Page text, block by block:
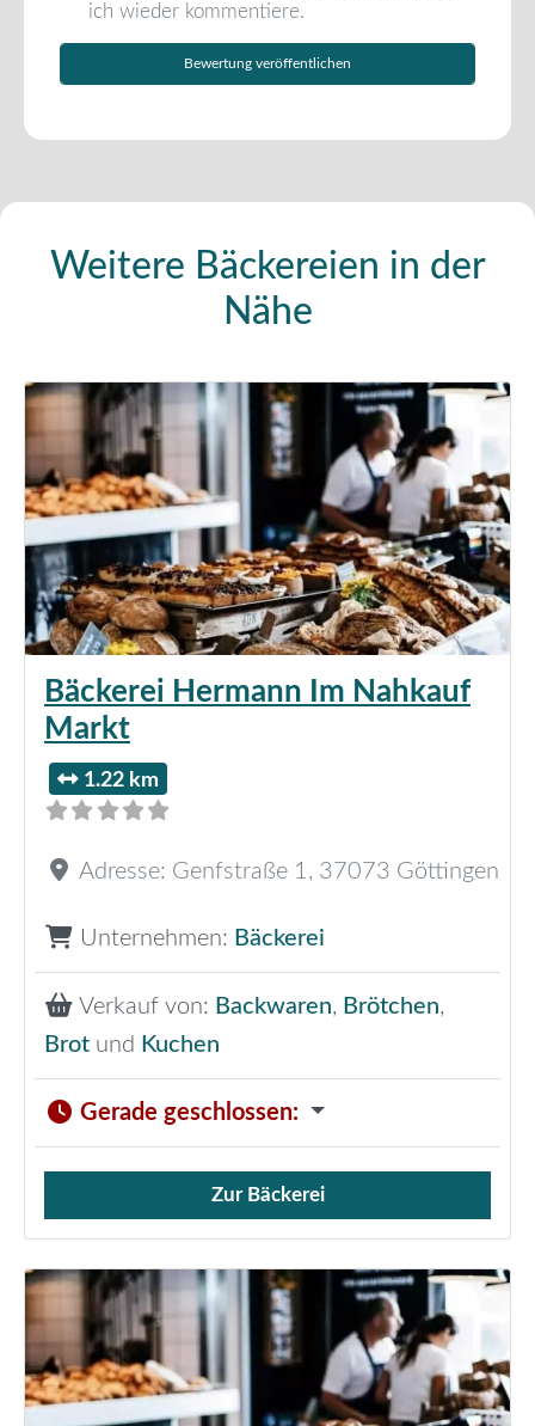
ich wieder kommentiere.
Weitere Bäckereien in der
Nähe
Bäckerei Hermann Im Nahkauf
Markt
1.22 km
Adresse: Genfstraße 1, 37073 Göttingen
Unternehmen: Bäckerei
Verkauf von: Backwaren, Brötchen,
Brot und Kuchen
Gerade geschlossen:
Verkauf von Brötchen,
Zur Bäckerei